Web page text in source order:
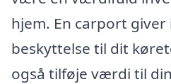
hjem. En carport giver
beskyttelse til dit
også tilføje værdi til